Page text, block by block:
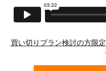
買い切りプラン検討の方限定